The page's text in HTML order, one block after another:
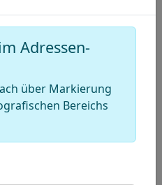
Adressen-
über Markierung
Bereichs